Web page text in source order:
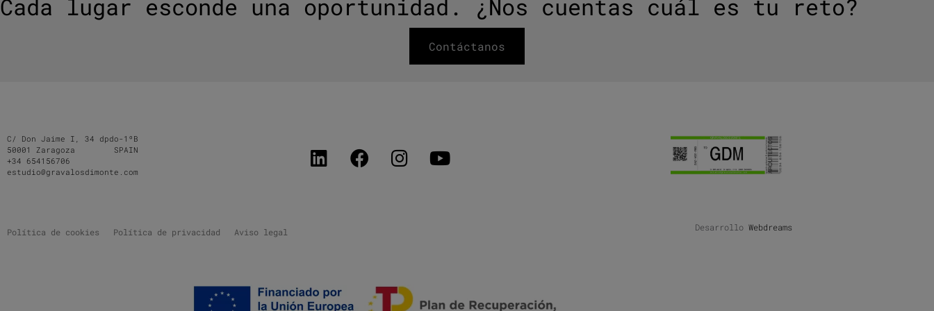
Cada lugar esconde una oportunidad. ¿Nos cuentas cuál es tu reto?
Contáctanos
C/ Don Jaime I, 34 dpdo-1ºB
50001 Zaragoza SPAIN
+34 654156706
estudio@gravalosdimonte.com
Política de cookies Política de privacidad Aviso legal Desarrollo Webdreams